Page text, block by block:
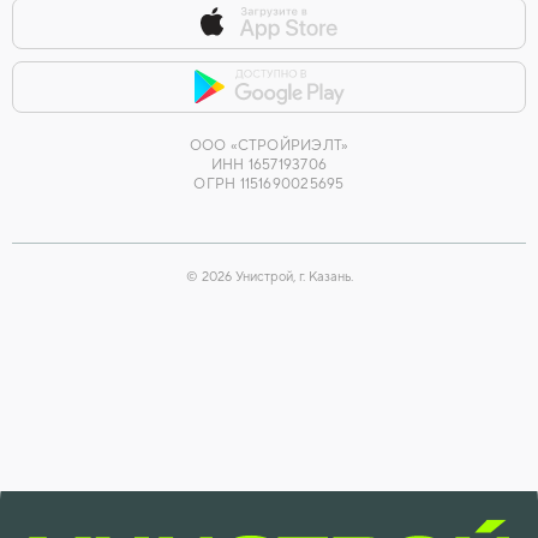
ООО «СТРОЙРИЭЛТ»
ИНН 1657193706
ОГРН 1151690025695
© 2026Унистрой, г. Казань.